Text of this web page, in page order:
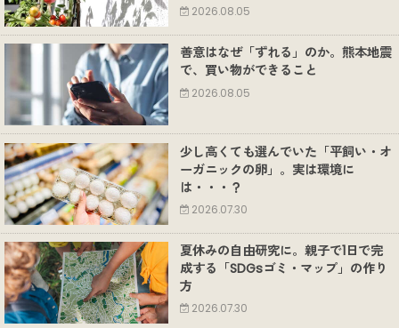
2026.08.05
善意はなぜ「ずれる」のか。熊本地震
で、買い物ができること
2026.08.05
少し高くても選んでいた「平飼い・オ
ーガニックの卵」。実は環境に
は・・・？
2026.07.30
夏休みの自由研究に。親子で1日で完
成する「SDGsゴミ・マップ」の作り
方
2026.07.30